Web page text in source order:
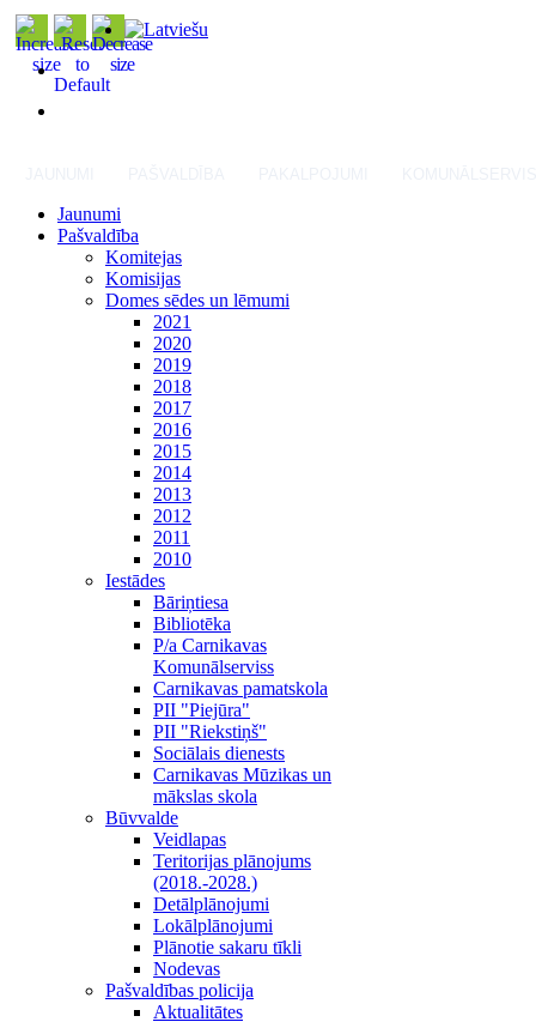
Jaunumi
Pašvaldība
Komitejas
Komisijas
Domes sēdes un lēmumi
2021
2020
2019
2018
2017
2016
2015
2014
2013
2012
2011
2010
Iestādes
Bāriņtiesa
Bibliotēka
P/a Carnikavas
Komunālserviss
Carnikavas pamatskola
PII "Piejūra"
PII "Riekstiņš"
Sociālais dienests
Carnikavas Mūzikas un
mākslas skola
Būvvalde
Veidlapas
Teritorijas plānojums
(2018.-2028.)
Detālplānojumi
Lokālplānojumi
Plānotie sakaru tīkli
Nodevas
Pašvaldības policija
Aktualitātes